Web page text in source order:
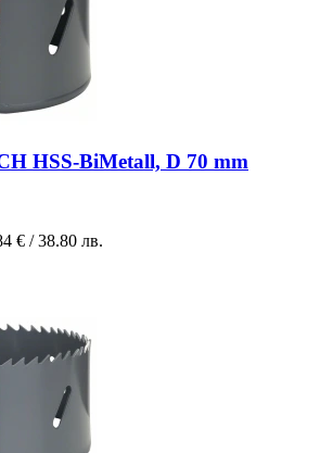
HSS-BiMetall, D 70 mm
€ / 38.80 лв.